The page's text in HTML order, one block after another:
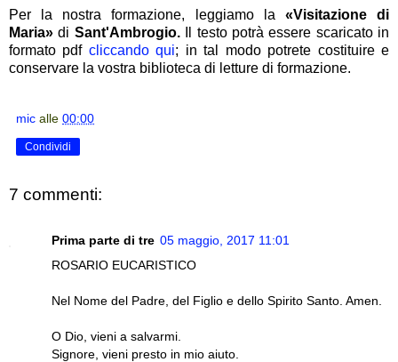
Per la nostra formazione, leggiamo la «Visitazione di
Maria» di Sant'Ambrogio.Il testo potrà essere scaricato in
formato pdf cliccando qui; in tal modo potrete costituire e
conservare la vostra biblioteca di letture di formazione.
mic alle 00:00
Condividi
7 commenti:
Prima parte di tre 05 maggio, 2017 11:01
ROSARIO EUCARISTICO
Nel Nome del Padre, del Figlio e dello Spirito Santo. Amen.
O Dio, vieni a salvarmi.
Signore, vieni presto in mio aiuto.